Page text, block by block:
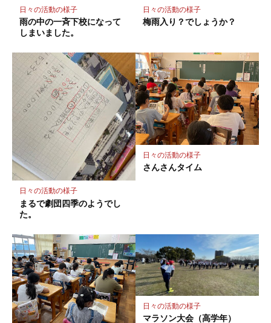
日々の活動の様子
雨の中の一斉下校になって
しまいました。
日々の活動の様子
梅雨入り？でしょうか？
日々の活動の様子
まるで劇団四季のようでし
た。
日々の活動の様子
さんさんタイム
日々の活動の様子
マラソン大会（高学年）